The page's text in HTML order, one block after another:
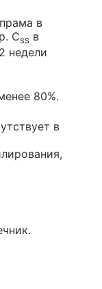
в
Css в
недели
80%.
в